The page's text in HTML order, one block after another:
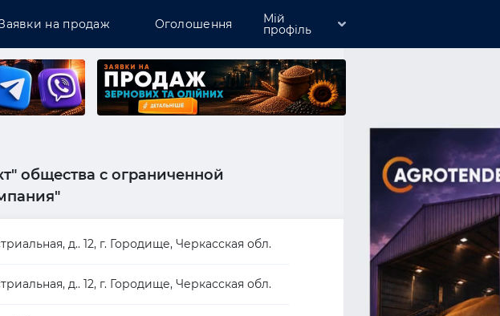
на продаж Оголошення Мій
профіль
Зареєструватись
Увійти
общества с ограниченной
д.. 12, г. Городище, Черкасская обл.
д.. 12, г. Городище, Черкасская обл.